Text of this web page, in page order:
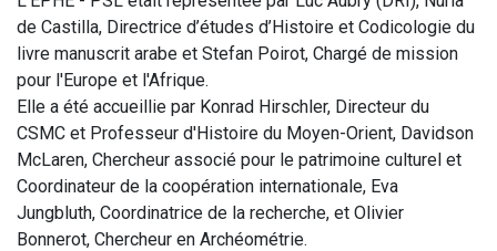
de Castilla, Directrice d’études d’Histoire et Codicologie du
livre manuscrit arabe et Stefan Poirot, Chargé de mission
pour l'Europe et l'Afrique.
Elle a été accueillie par Konrad Hirschler, Directeur du
CSMC et Professeur d'Histoire du Moyen-Orient, Davidson
McLaren, Chercheur associé pour le patrimoine culturel et
Coordinateur de la coopération internationale, Eva
Jungbluth, Coordinatrice de la recherche, et Olivier
Bonnerot, Chercheur en Archéométrie.